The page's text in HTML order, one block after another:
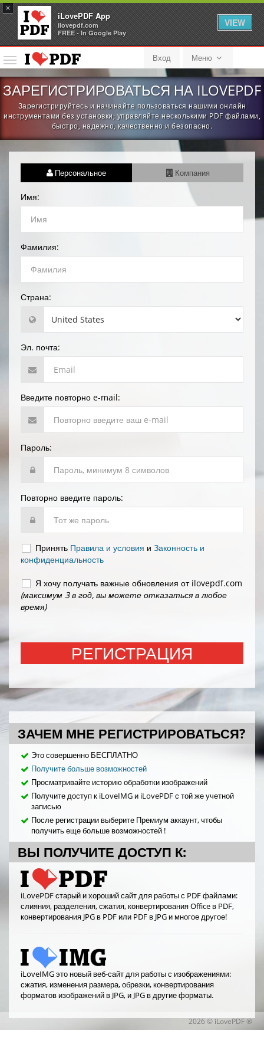
×
iLovePDF App
ilovepdf.com
FREE - In Google Play
VIEW
Вход Меню
Меню
ЗАРЕГИСТРИРОВАТЬСЯ НА ILOVEPDF
Зарегистрируйтесь и начинайте пользоваться нашими онлайн
инструментами без установки; управляйте несколькими PDF файлами,
быстро, надежно, качественно и безопасно.
Персональное Компания
Имя:
Фамилия:
Страна:
Эл. почта:
Введите повторно e-mail:
Пароль:
Повторно введите пароль:
Принять Правила и условия и Законность и
конфиденциальность
Я хочу получать важные обновления от ilovepdf.com
(максимум 3 в год, вы можете отказаться в любое
время)
РЕГИСТРАЦИЯ
ЗАЧЕМ МНЕ РЕГИСТРИРОВАТЬСЯ?
Это совершенно БЕСПЛАТНО
Получите больше возможностей
Просматривайте историю обработки изображений
Получите доступ к iLoveIMG и iLovePDF с той же учетной
записью
После регистрации выберите Премиум аккаунт, чтобы
получить еще больше возможностей !
ВЫ ПОЛУЧИТЕ ДОСТУП К:
iLovePDF старый и хороший сайт для работы с PDF файлами:
слияния, разделения, сжатия, конвертирования Office в PDF,
конвертирования JPG в PDF или PDF в JPG и многое другое!
iLoveIMG это новый веб-сайт для работы с изображениями:
сжатия, изменения размера, обрезки, конвертирования
форматов изображений в JPG, и JPG в другие форматы.
2026 © iLovePDF ®